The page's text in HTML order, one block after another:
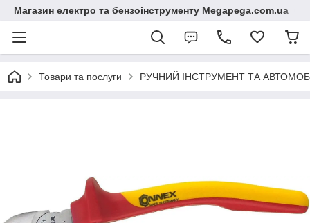
Магазин електро та бензоінструменту Megapega.com.ua
Товари та послуги РУЧНИЙ ІНСТРУМЕНТ ТА